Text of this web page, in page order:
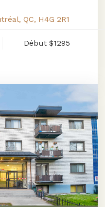
QC, H4G 2R1
Début $1295